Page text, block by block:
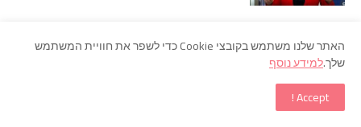
האתר שלנו משתמש בקובצי Cookie כדי לשפר את חוויית המשתמש
שלך.למידע נוסף
Accept !